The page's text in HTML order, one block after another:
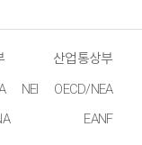
산업통상부
NEI
OECD/NEA
EANF